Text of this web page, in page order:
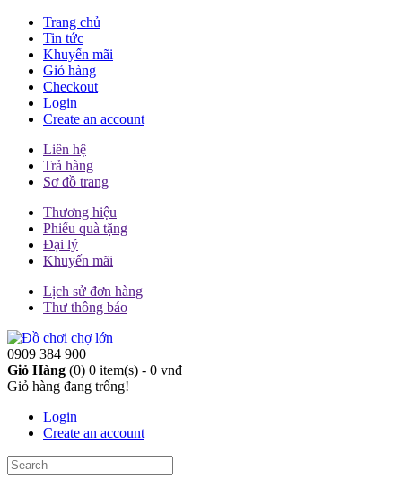
Trang chủ
Tin tức
Khuyến mãi
Giỏ hàng
Checkout
Login
Create an account
Liên hệ
Trả hàng
Sơ đồ trang
Thương hiệu
Phiếu quà tặng
Đại lý
Khuyến mãi
Lịch sử đơn hàng
Thư thông báo
0909 384 900
Giỏ Hàng (0) 0 item(s) - 0 vnđ
Giỏ hàng đang trống!
Login
Create an account